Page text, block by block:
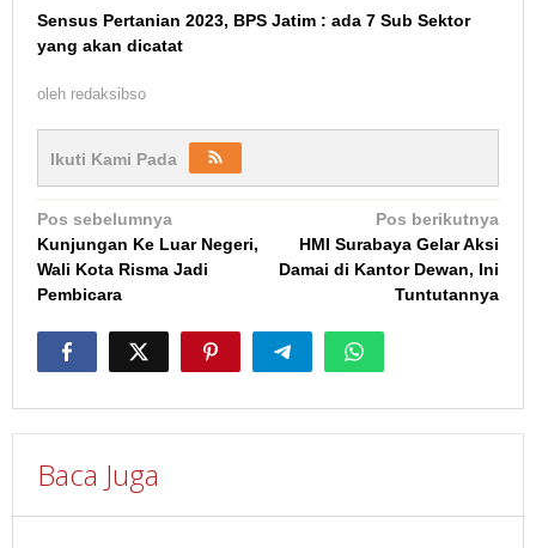
Sensus Pertanian 2023, BPS Jatim : ada 7 Sub Sektor
yang akan dicatat
oleh redaksibso
Ikuti Kami Pada
Navigasi
pos
Pos sebelumnya
Kunjungan Ke Luar Negeri,
Wali Kota Risma Jadi
Pembicara
Pos berikutnya
HMI Surabaya Gelar Aksi
Damai di Kantor Dewan, Ini
Tuntutannya
Baca Juga